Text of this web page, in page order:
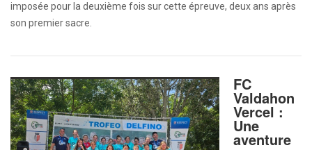
imposée pour la deuxième fois sur cette épreuve, deux ans après
son premier sacre.
FC
Valdahon
Vercel :
Une
aventure